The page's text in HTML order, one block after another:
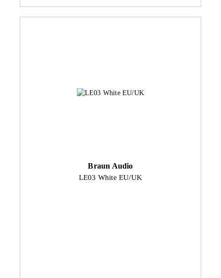
Braun Audio
LE03 White EU/UK